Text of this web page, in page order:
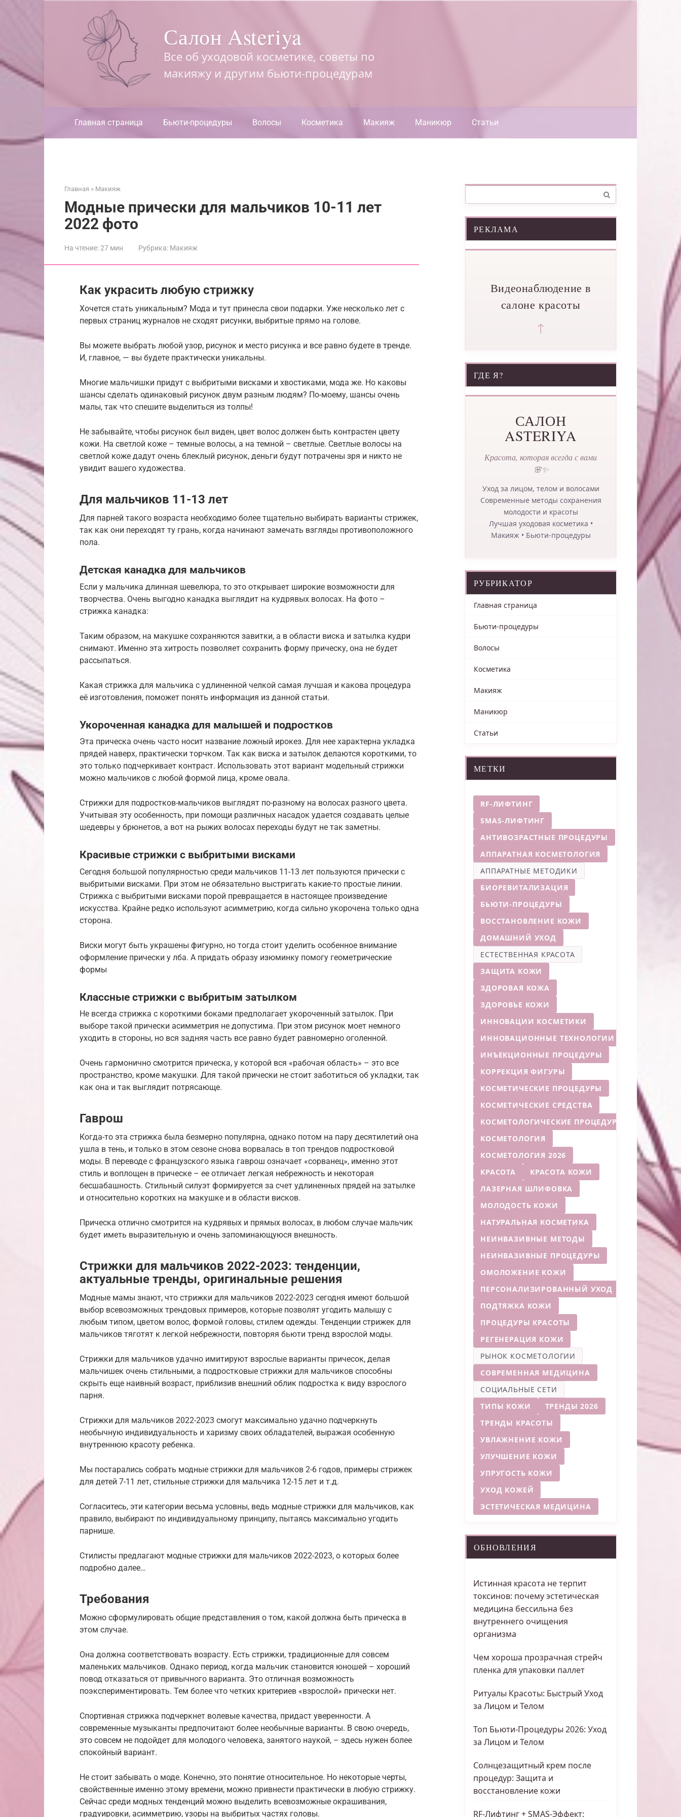
Салон Asteriya
Все об уходовой косметике, советы по
макияжу и другим бьюти-процедурам
Главная страница Бьюти-процедуры Волосы Косметика Макияж Маникюр Статьи
Главная » Макияж
Модные прически для мальчиков 10-11 лет
2022 фото
На чтение:27 мин Рубрика: Макияж
Как украсить любую стрижку
Хочется стать уникальным? Мода и тут принесла свои подарки. Уже несколько лет с
первых страниц журналов не сходят рисунки, выбритые прямо на голове.
Вы можете выбрать любой узор, рисунок и место рисунка и все равно будете в тренде.
И, главное, — вы будете практически уникальны.
Многие мальчишки придут с выбритыми висками и хвостиками, мода же. Но каковы
шансы сделать одинаковый рисунок двум разным людям? По-моему, шансы очень
малы, так что спешите выделиться из толпы!
Не забывайте, чтобы рисунок был виден, цвет волос должен быть контрастен цвету
кожи. На светлой коже – темные волосы, а на темной – светлые. Светлые волосы на
светлой коже дадут очень блеклый рисунок, деньги будут потрачены зря и никто не
увидит вашего художества.
Для мальчиков 11-13 лет
Для парней такого возраста необходимо более тщательно выбирать варианты стрижек,
так как они переходят ту грань, когда начинают замечать взгляды противоположного
пола.
Детская канадка для мальчиков
Если у мальчика длинная шевелюра, то это открывает широкие возможности для
творчества. Очень выгодно канадка выглядит на кудрявых волосах. На фото –
стрижка канадка:
Таким образом, на макушке сохраняются завитки, а в области виска и затылка кудри
снимают. Именно эта хитрость позволяет сохранить форму прическу, она не будет
рассыпаться.
Какая стрижка для мальчика с удлиненной челкой самая лучшая и какова процедура
её изготовления, поможет понять информация из данной статьи.
Укороченная канадка для малышей и подростков
Эта прическа очень часто носит название ложный ирокез. Для нее характерна укладка
прядей наверх, практически торчком. Так как виска и затылок делаются короткими, то
это только подчеркивает контраст. Использовать этот вариант модельный стрижки
можно мальчиков с любой формой лица, кроме овала.
Стрижки для подростков-мальчиков выглядят по-разному на волосах разного цвета.
Учитывая эту особенность, при помощи различных насадок удается создавать целые
шедевры у брюнетов, а вот на рыжих волосах переходы будут не так заметны.
Красивые стрижки с выбритыми висками
Сегодня большой популярностью среди мальчиков 11-13 лет пользуются прически с
выбритыми висками. При этом не обязательно выстригать какие-то простые линии.
Стрижка с выбритыми висками порой превращается в настоящее произведение
искусства. Крайне редко используют асимметрию, когда сильно укорочена только одна
сторона.
Виски могут быть украшены фигурно, но тогда стоит уделить особенное внимание
оформление прически у лба. А придать образу изюминку помогу геометрические
формы
Классные стрижки с выбритым затылком
Не всегда стрижка с короткими боками предполагает укороченный затылок. При
выборе такой прически асимметрия не допустима. При этом рисунок моет немного
уходить в стороны, но вся задняя часть все равно будет равномерно оголенной.
Очень гармонично смотрится прическа, у которой вся «рабочая область» – это все
пространство, кроме макушки. Для такой прически не стоит заботиться об укладки, так
как она и так выглядит потрясающе.
Гаврош
Когда-то эта стрижка была безмерно популярна, однако потом на пару десятилетий она
ушла в тень, и только в этом сезоне снова ворвалась в топ трендов подростковой
моды. В переводе с французского языка гаврош означает «сорванец», именно этот
стиль и воплощен в прическе – ее отличает легкая небрежность и некоторая
бесшабашность. Стильный силуэт формируется за счет удлиненных прядей на затылке
и относительно коротких на макушке и в области висков.
Прическа отлично смотрится на кудрявых и прямых волосах, в любом случае мальчик
будет иметь выразительную и очень запоминающуюся внешность.
Стрижки для мальчиков 2022-2023: тенденции,
актуальные тренды, оригинальные решения
Модные мамы знают, что стрижки для мальчиков 2022-2023 сегодня имеют большой
выбор всевозможных трендовых примеров, которые позволят угодить малышу с
любым типом, цветом волос, формой головы, стилем одежды. Тенденции стрижек для
мальчиков тяготят к легкой небрежности, повторяя бьюти тренд взрослой моды.
Стрижки для мальчиков удачно имитируют взрослые варианты причесок, делая
мальчишек очень стильными, а подростковые стрижки для мальчиков способны
скрыть еще наивный возраст, приблизив внешний облик подростка к виду взрослого
парня.
Стрижки для мальчиков 2022-2023 смогут максимально удачно подчеркнуть
необычную индивидуальность и харизму своих обладателей, выражая особенную
внутреннюю красоту ребенка.
Мы постарались собрать модные стрижки для мальчиков 2-6 годов, примеры стрижек
для детей 7-11 лет, стильные стрижки для мальчика 12-15 лет и т.д.
Согласитесь, эти категории весьма условны, ведь модные стрижки для мальчиков, как
правило, выбирают по индивидуальному принципу, пытаясь максимально угодить
парнише.
Стилисты предлагают модные стрижки для мальчиков 2022-2023, о которых более
подробно далее…
Требования
Можно сформулировать общие представления о том, какой должна быть прическа в
этом случае.
Она должна соответствовать возрасту. Есть стрижки, традиционные для совсем
маленьких мальчиков. Однако период, когда мальчик становится юношей – хороший
повод отказаться от привычного варианта. Это отличная возможность
поэкспериментировать. Тем более что четких критериев «взрослой» прически нет.
Спортивная стрижка подчеркнет волевые качества, придаст уверенности. А
современные музыканты предпочитают более необычные варианты. В свою очередь,
это совсем не подойдет для молодого человека, занятого наукой, – здесь нужен более
спокойный вариант.
Не стоит забывать о моде. Конечно, это понятие относительное. Но некоторые черты,
свойственные именно этому времени, можно привнести практически в любую стрижку.
Сейчас среди модных тенденций можно выделить всевозможные окрашивания,
градуировки, асимметрию, узоры на выбритых частях головы.
РЕКЛАМА
Видеонаблюдение в
салоне красоты
↑
ГДЕ Я?
САЛОН
ASTERIYA
Красота, которая всегда с вами
🌸✨
Уход за лицом, телом и волосами
Современные методы сохранения
молодости и красоты
Лучшая уходовая косметика •
Макияж • Бьюти-процедуры
РУБРИКАТОР
Главная страница
Бьюти-процедуры
Волосы
Косметика
Макияж
Маникюр
Статьи
МЕТКИ
RF-ЛИФТИНГ
SMAS-ЛИФТИНГ
АНТИВОЗРАСТНЫЕ ПРОЦЕДУРЫ
АППАРАТНАЯ КОСМЕТОЛОГИЯ
АППАРАТНЫЕ МЕТОДИКИ
БИОРЕВИТАЛИЗАЦИЯ
БЬЮТИ-ПРОЦЕДУРЫ
ВОССТАНОВЛЕНИЕ КОЖИ
ДОМАШНИЙ УХОД
ЕСТЕСТВЕННАЯ КРАСОТА
ЗАЩИТА КОЖИ
ЗДОРОВАЯ КОЖА
ЗДОРОВЬЕ КОЖИ
ИННОВАЦИИ КОСМЕТИКИ
ИННОВАЦИОННЫЕ ТЕХНОЛОГИИ
ИНЪЕКЦИОННЫЕ ПРОЦЕДУРЫ
КОРРЕКЦИЯ ФИГУРЫ
КОСМЕТИЧЕСКИЕ ПРОЦЕДУРЫ
КОСМЕТИЧЕСКИЕ СРЕДСТВА
КОСМЕТОЛОГИЧЕСКИЕ ПРОЦЕДУРЫ
КОСМЕТОЛОГИЯ
КОСМЕТОЛОГИЯ 2026
КРАСОТА
КРАСОТА КОЖИ
ЛАЗЕРНАЯ ШЛИФОВКА
МОЛОДОСТЬ КОЖИ
НАТУРАЛЬНАЯ КОСМЕТИКА
НЕИНВАЗИВНЫЕ МЕТОДЫ
НЕИНВАЗИВНЫЕ ПРОЦЕДУРЫ
ОМОЛОЖЕНИЕ КОЖИ
ПЕРСОНАЛИЗИРОВАННЫЙ УХОД
ПОДТЯЖКА КОЖИ
ПРОЦЕДУРЫ КРАСОТЫ
РЕГЕНЕРАЦИЯ КОЖИ
РЫНОК КОСМЕТОЛОГИИ
СОВРЕМЕННАЯ МЕДИЦИНА
СОЦИАЛЬНЫЕ СЕТИ
ТИПЫ КОЖИ
ТРЕНДЫ 2026
ТРЕНДЫ КРАСОТЫ
УВЛАЖНЕНИЕ КОЖИ
УЛУЧШЕНИЕ КОЖИ
УПРУГОСТЬ КОЖИ
УХОД КОЖЕЙ
ЭСТЕТИЧЕСКАЯ МЕДИЦИНА
ОБНОВЛЕНИЯ
Истинная красота не терпит
токсинов: почему эстетическая
медицина бессильна без
внутреннего очищения
организма
Чем хороша прозрачная стрейч
пленка для упаковки паллет
Ритуалы Красоты: Быстрый Уход
за Лицом и Телом
Топ Бьюти-Процедуры 2026: Уход
за Лицом и Телом
Солнцезащитный крем после
процедур: Защита и
восстановление кожи
RF-Лифтинг + SMAS-Эффект: